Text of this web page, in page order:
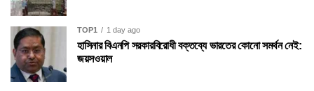
TOP1 1 day ago
হাসিনার বিএনপি সরকারবিরোধী বক্তব্যে ভারতের কোনো সমর্থন নেই:
জয়সওয়াল